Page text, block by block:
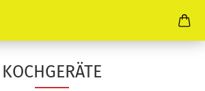
KOCHGERÄTE